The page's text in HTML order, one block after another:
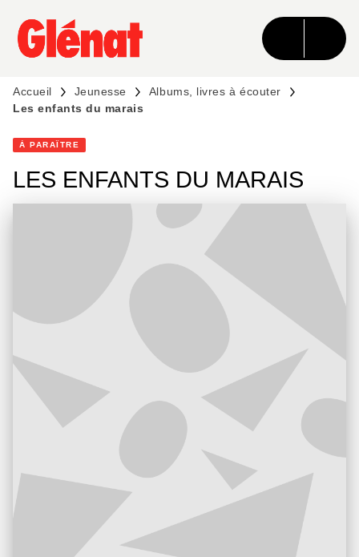
MENU RECHERCHE CONTENU
PIED DE PAGE
Accueil Jeunesse
Albums, livres à écouter
Les enfants du marais
À PARAÎTRE
LES ENFANTS DU MARAIS